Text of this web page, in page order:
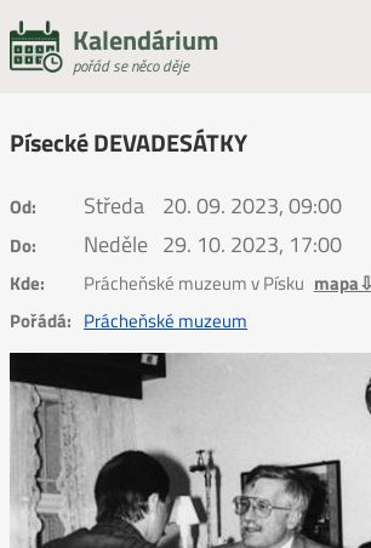
Kalendárium
pořád se něco děje
Písecké DEVADESÁTKY
Od: Středa 20. 09. 2023, 09:00
Do: Neděle 29. 10. 2023, 17:00
Kde: Prácheňské muzeum v Písku mapa⇩
Pořádá: Prácheňské muzeum